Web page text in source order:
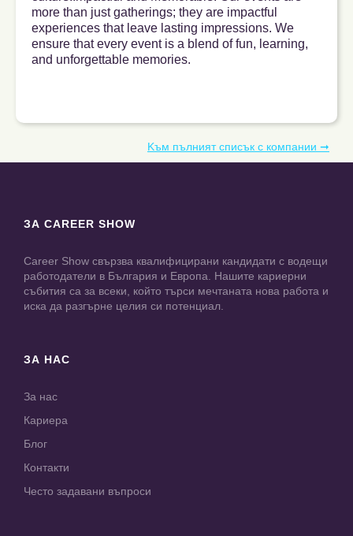
more than just gatherings; they are impactful
experiences that leave lasting impressions. We
ensure that every event is a blend of fun, learning,
and unforgettable memories.
Kъм пълният списък с компании ➞
ЗА CAREER SHOW
Career Show свързва квалифицирани кандидати с водещи
работодатели в България и Европа. Нашите кариерни
събития са за всеки, който търси мечтаната нова работа и
иска да разгърне целия си потенциал.
ЗА НАС
За нас
Кариера
Блог
Контакти
Често задавани въпроси